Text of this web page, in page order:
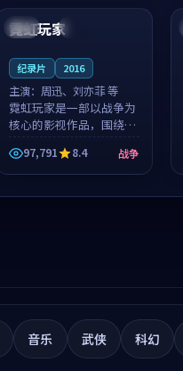
片在悬念与...
法国
霓虹玩家
纪录片 2016
主演： 周迅、刘亦菲 等
霓虹玩家是一部以战争为
核心的影视作品，围绕危
机、反转与人物成长展
开，整体节奏紧凑，值得
推荐观看。
97,791 8.4 战争
音乐 武侠 科幻